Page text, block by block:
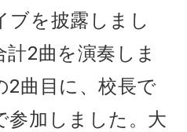
ブを披露しまし
計2曲を演奏しま
2曲目に、校長で
参加しました。大